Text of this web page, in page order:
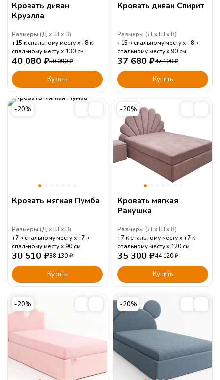
Кровать диван
Круэлла
Размеры (Д Ш В)
+15 к спальному месту
+8 к
спальному месту
130 см
40 080 ₽50 090₽
Купить
Кровать диван Спирит
Размеры (Д Ш В)
+15 к спальному месту
+8 к
спальному месту
90 см
37 680 ₽47 100₽
Купить
-20%
Кровать мягкая Пумба
Размеры (Д Ш В)
+7 к спальному месту
+7 к
спальному месту
90 см
30 510 ₽38 130₽
Купить
-20%
Кровать мягкая
Ракушка
Размеры (Д Ш В)
+7 к спальному месту
+7 к
спальному месту
120 см
35 300 ₽44 120₽
Купить
-20% -20%